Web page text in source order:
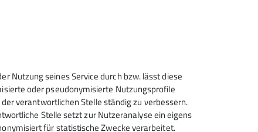
Nutzung seines Service durch bzw. lässt diese
oder pseudonymisierte Nutzungsprofile
verantwortlichen Stelle ständig zu verbessern.
Stelle setzt zur Nutzeranalyse ein eigens
für statistische Zwecke verarbeitet.